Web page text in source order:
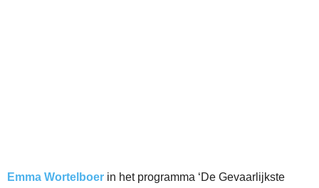
Emma Wortelboer in het programma ‘De Gevaarlijkste